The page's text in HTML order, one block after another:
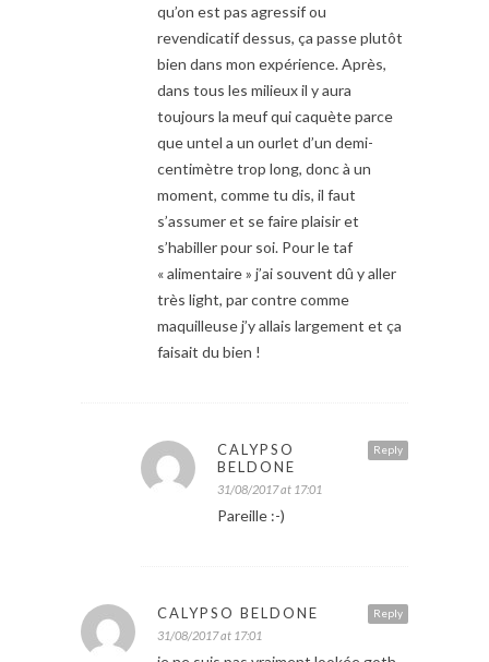
qu’on est pas agressif ou
revendicatif dessus, ça passe plutôt
bien dans mon expérience. Après,
dans tous les milieux il y aura
toujours la meuf qui caquète parce
que untel a un ourlet d’un demi-
centimètre trop long, donc à un
moment, comme tu dis, il faut
s’assumer et se faire plaisir et
s’habiller pour soi. Pour le taf
« alimentaire » j’ai souvent dû y aller
très light, par contre comme
maquilleuse j’y allais largement et ça
faisait du bien !
Reply
CALYPSO
BELDONE
31/08/2017 at 17:01
Pareille :-)
Reply
CALYPSO BELDONE
31/08/2017 at 17:01